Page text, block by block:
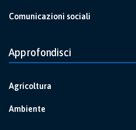
Comunicazioni sociali
Approfondisci
Agricoltura
Ambiente